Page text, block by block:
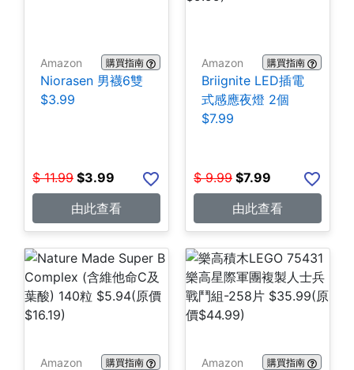
Amazon 購買指南
Niorasen 男襪6雙
$3.99
$ 11.99 $3.99
由此查看
Amazon 購買指南
Briignite LED插電
式感應夜燈 2個
$7.99
$ 9.99 $7.99
由此查看
Amazon 購買指南 Amazon 購買指南